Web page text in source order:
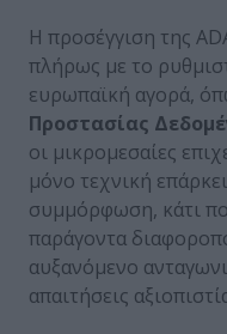
Η προσέγγιση της
πλήρως με το
ευρωπαϊκή αγορά,
Προστασίας
οι μικρομεσαίες
μόνο τεχνική
συμμόρφωση, κάτι
παράγοντα
αυξανόμενο
απαιτήσεις